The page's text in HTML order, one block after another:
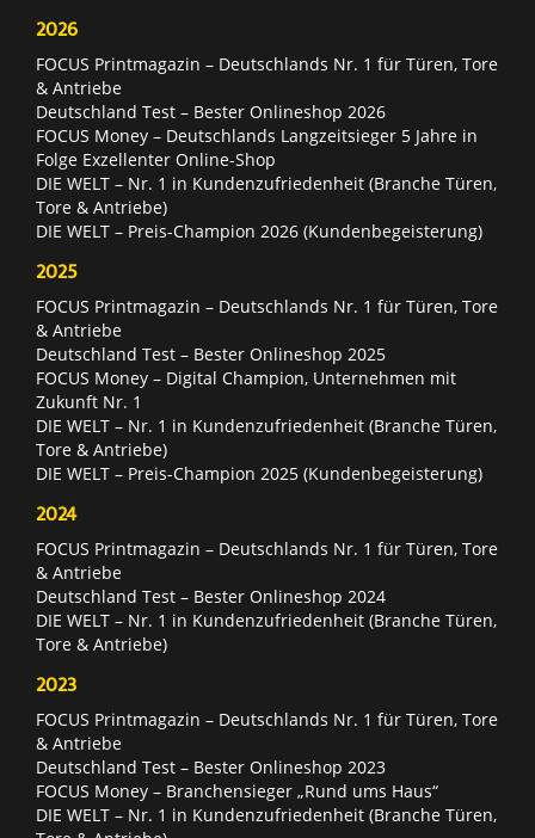
2026
FOCUS Printmagazin – Deutschlands Nr. 1 für Türen, Tore
& Antriebe
Deutschland Test – Bester Onlineshop 2026
FOCUS Money – Deutschlands Langzeitsieger 5 Jahre in
Folge Exzellenter Online-Shop
DIE WELT – Nr. 1 in Kundenzufriedenheit (Branche Türen,
Tore & Antriebe)
DIE WELT – Preis-Champion 2026 (Kundenbegeisterung)
2025
FOCUS Printmagazin – Deutschlands Nr. 1 für Türen, Tore
& Antriebe
Deutschland Test – Bester Onlineshop 2025
FOCUS Money – Digital Champion, Unternehmen mit
Zukunft Nr. 1
DIE WELT – Nr. 1 in Kundenzufriedenheit (Branche Türen,
Tore & Antriebe)
DIE WELT – Preis-Champion 2025 (Kundenbegeisterung)
2024
FOCUS Printmagazin – Deutschlands Nr. 1 für Türen, Tore
& Antriebe
Deutschland Test – Bester Onlineshop 2024
DIE WELT – Nr. 1 in Kundenzufriedenheit (Branche Türen,
Tore & Antriebe)
2023
FOCUS Printmagazin – Deutschlands Nr. 1 für Türen, Tore
& Antriebe
Deutschland Test – Bester Onlineshop 2023
FOCUS Money – Branchensieger „Rund ums Haus“
DIE WELT – Nr. 1 in Kundenzufriedenheit (Branche Türen,